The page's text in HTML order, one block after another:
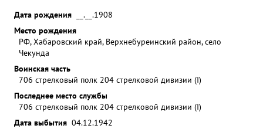
Дата рождения
__.__.1908
Место рождения
РФ, Хабаровский край, Верхнебуреинский район, село
Чекунда
Воинская часть
706 стрелковый полк 204 стрелковой дивизии (I)
Последнее место службы
706 стрелковый полк 204 стрелковой дивизии (I)
Дата выбытия 04.12.1942